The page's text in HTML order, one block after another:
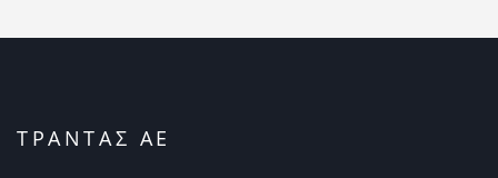
ΤΡΑΝΤΑΣ ΑΕ